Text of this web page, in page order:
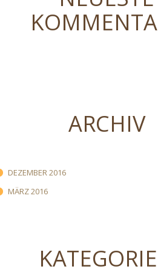
ARCHIV
DEZEMBER 2016
MÄRZ 2016